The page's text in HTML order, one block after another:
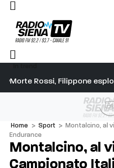
Morte Rossi, Filippone
visto entrare da solo verso
Ad
Home > Sport >
Montalcino, al
Endurance
Montalcino, al
Campionato